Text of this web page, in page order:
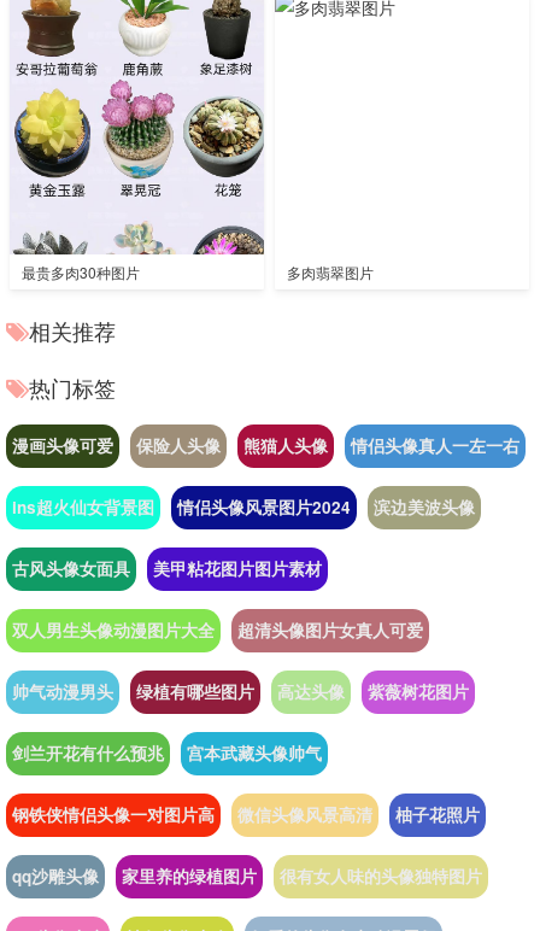
最贵多肉30种图片 多肉翡翠图片
相关推荐
热门标签
漫画头像可爱 保险人头像 熊猫人头像 情侣头像真人一左一右
ins超火仙女背景图 情侣头像风景图片2024 滨边美波头像
古风头像女面具 美甲粘花图片图片素材
双人男生头像动漫图片大全 超清头像图片女真人可爱
帅气动漫男头 绿植有哪些图片 高达头像 紫薇树花图片
剑兰开花有什么预兆 宫本武藏头像帅气
钢铁侠情侣头像一对图片高 微信头像风景高清 柚子花照片
qq沙雕头像 家里养的绿植图片 很有女人味的头像独特图片